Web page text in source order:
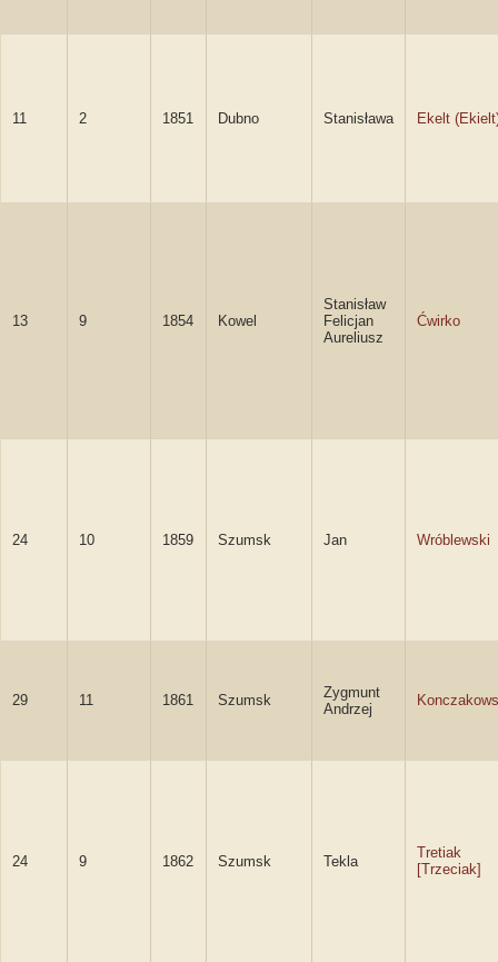
11 2 1851 Dubno Stanisława Ekelt
13 9 1854 Kowel
Stanisław
Felicjan
Aureliusz
Ćwirko
24 10 1859 Szumsk Jan Wróblewski
29 11 1861 Szumsk
Zygmunt
Andrzej
24 9 1862 Szumsk Tekla
Tretiak
[Trzeciak]